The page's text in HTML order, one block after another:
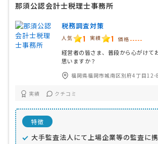
那須公認会計士税理士事務所
税務調査対策
人気 1 実績 1 価格 -----
経営者の皆さま、普段から心がけて
思いますか？
福岡県福岡市城南区別府4丁目12-
実績 クチコミ
特徴
大手監査法人にて上場企業等の監査に